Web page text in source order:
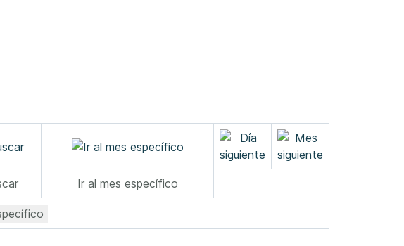
Ir al mes específico